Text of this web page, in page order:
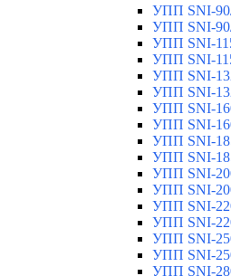
УПП SNI-
УПП SNI-
УПП SNI-
УПП SNI-
УПП SNI-
УПП SNI-
УПП SNI-
УПП SNI-
УПП SNI-
УПП SNI-
УПП SNI-
УПП SNI-
УПП SNI-
УПП SNI-
УПП SNI-
УПП SNI-
УПП SNI-